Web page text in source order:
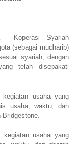
Koperasi Syariah
(sebagai mudharib)
syariah, dengan
telah disepakati
kegiatan usaha yang
usaha, waktu, dan
kegiatan usaha yang